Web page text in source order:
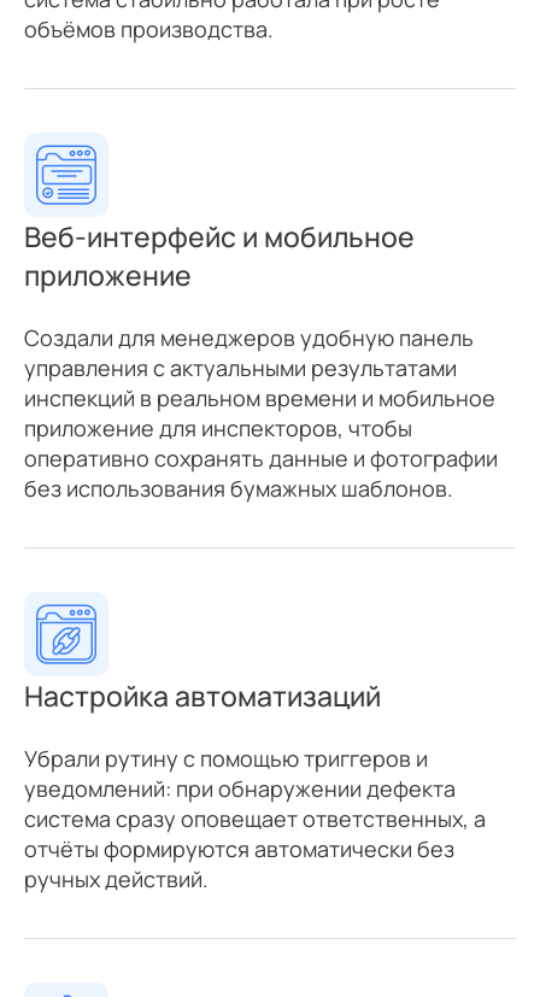
объёмов производства.
Веб-интерфейс и мобильное
приложение
Создали для менеджеров удобную панель
управления с актуальными результатами
инспекций в реальном времени и мобильное
приложение для инспекторов, чтобы
оперативно сохранять данные и фотографии
без использования бумажных шаблонов.
Настройка автоматизаций
Убрали рутину с помощью триггеров и
уведомлений: при обнаружении дефекта
система сразу оповещает ответственных, а
отчёты формируются автоматически без
ручных действий.